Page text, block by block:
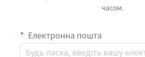
часом.
Електронна пошта